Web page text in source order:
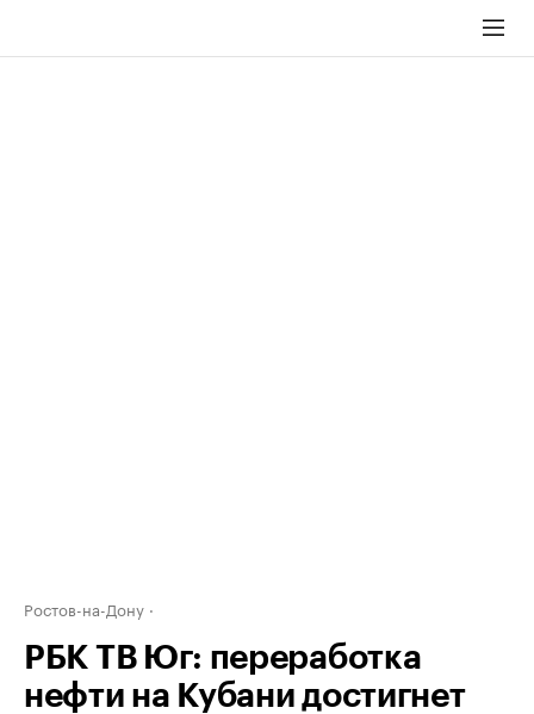
Ростов-на-Дону
РБК ТВ Юг: переработка
нефти на Кубани достигнет